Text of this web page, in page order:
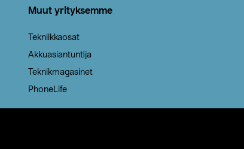
Muut yrityksemme
Tekniikkaosat
Akkuasiantuntija
Teknikmagasinet
PhoneLife